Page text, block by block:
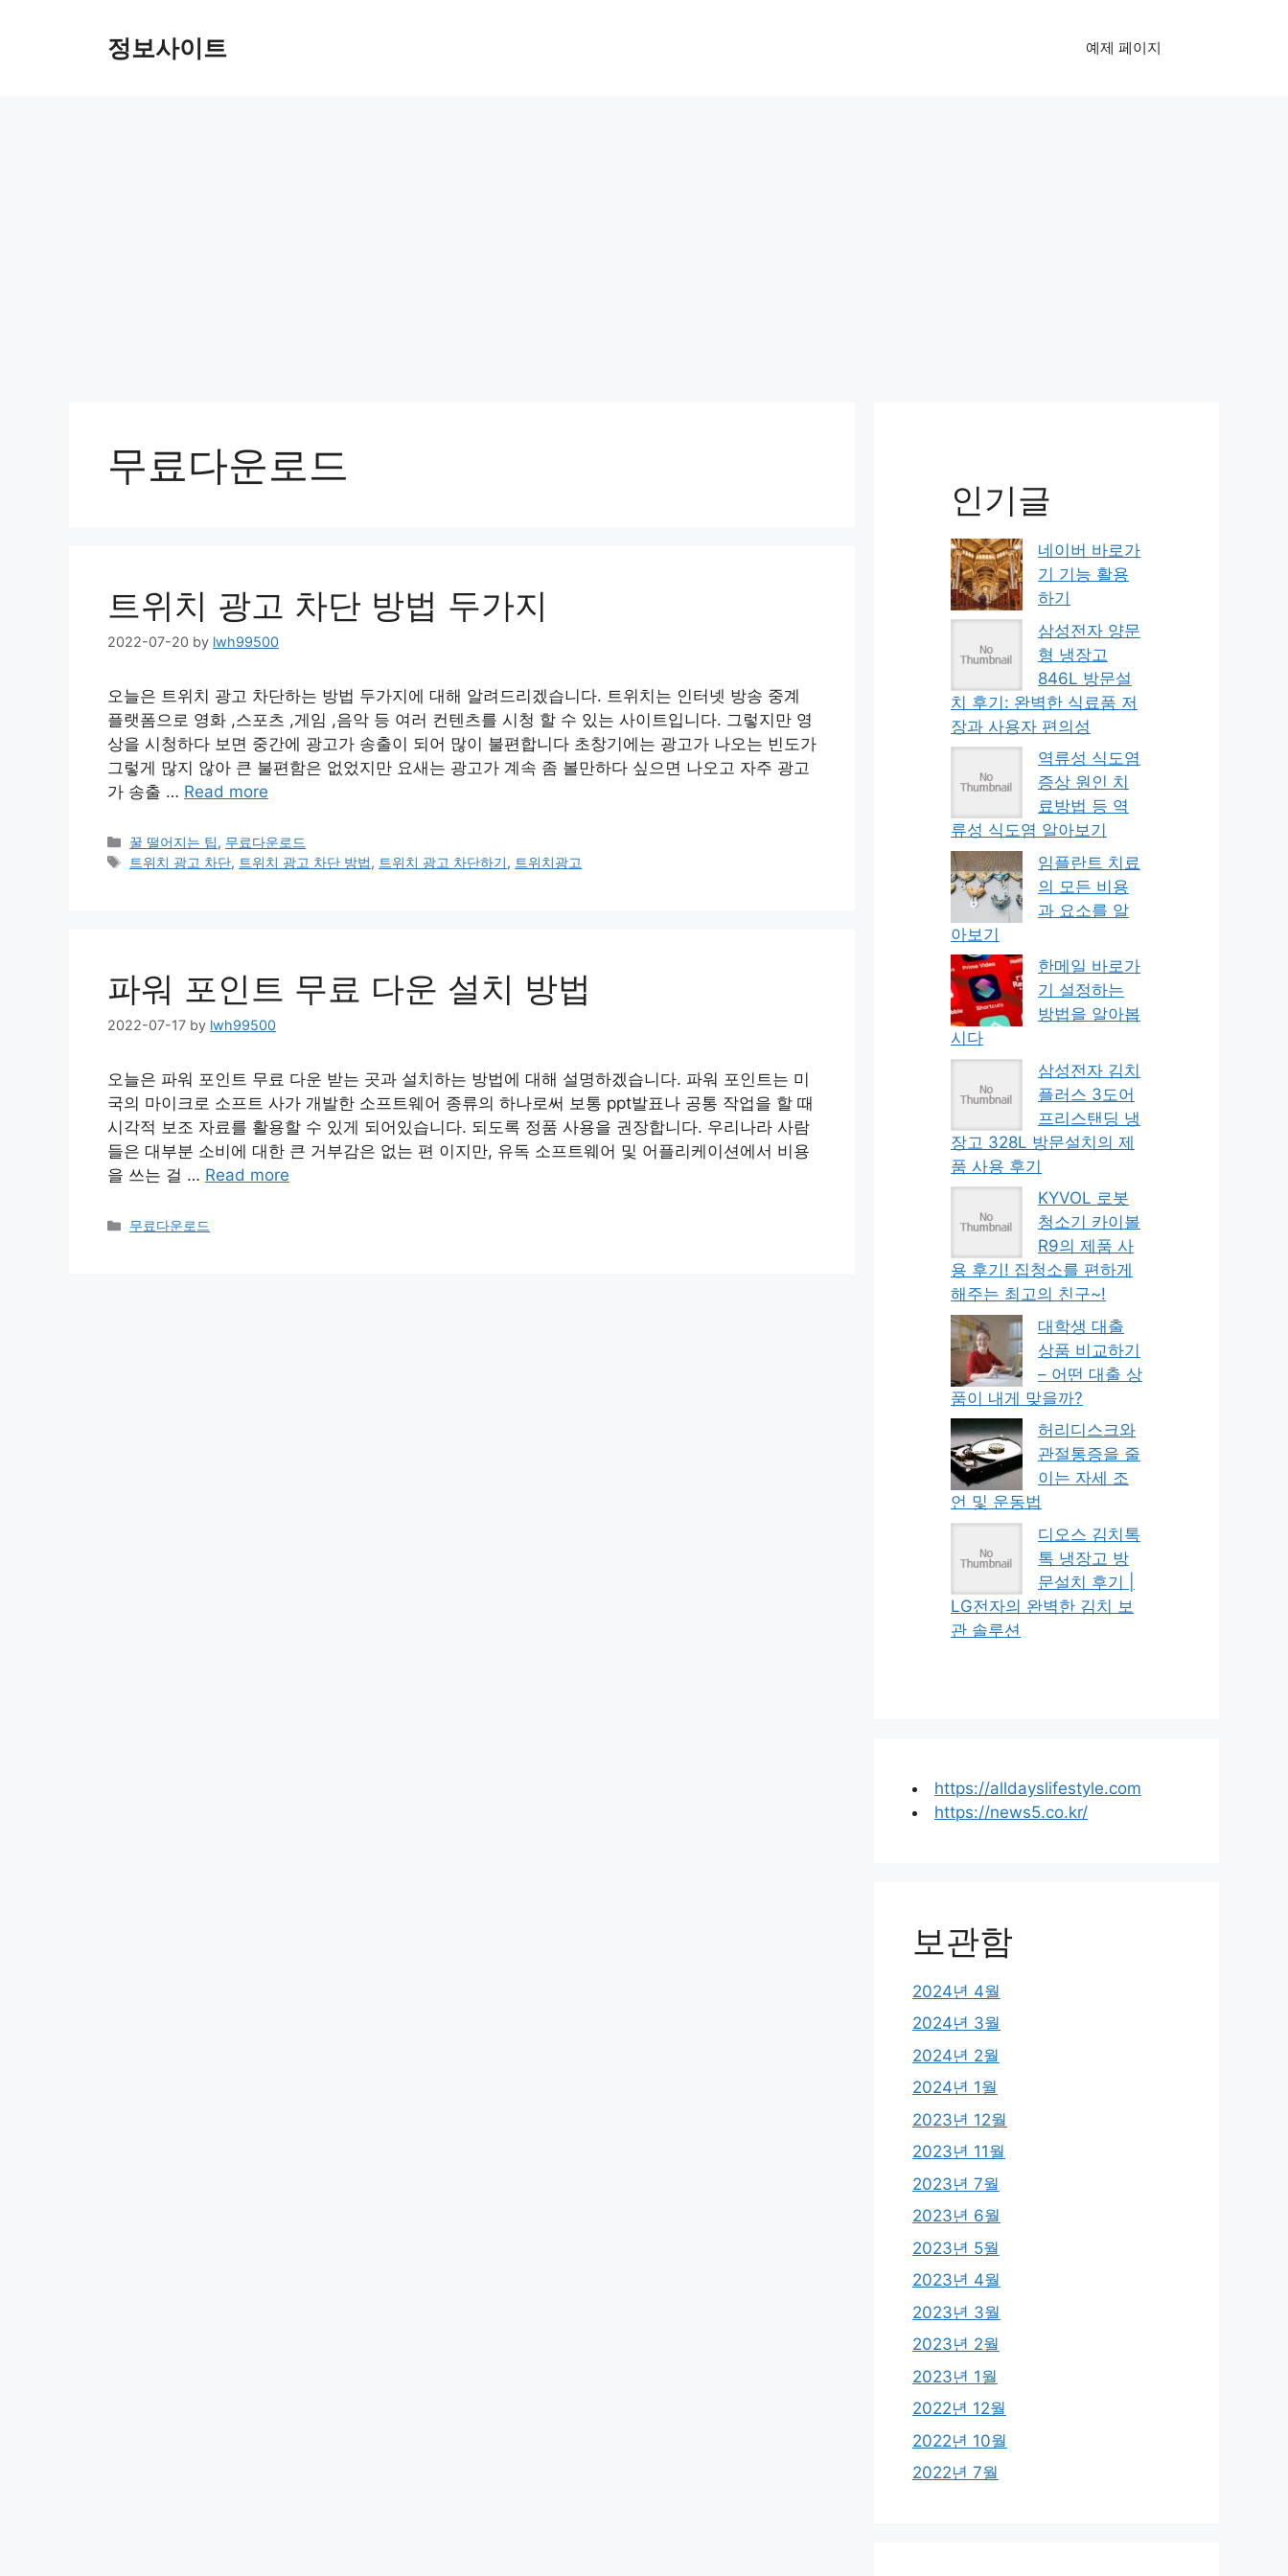
정보사이트 예제 페이지
무료다운로드
트위치 광고 차단 방법 두가지
2022-07-20 by lwh99500
오늘은 트위치 광고 차단하는 방법 두가지에 대해 알려드리겠습니다. 트위치는 인터넷 방송 중계
플랫폼으로 영화 ,스포츠 ,게임 ,음악 등 여러 컨텐츠를 시청 할 수 있는 사이트입니다. 그렇지만 영
상을 시청하다 보면 중간에 광고가 송출이 되어 많이 불편합니다 초창기에는 광고가 나오는 빈도가
그렇게 많지 않아 큰 불편함은 없었지만 요새는 광고가 계속 좀 볼만하다 싶으면 나오고 자주 광고
가 송출 … Read more
Categories
꿀 떨어지는 팁, 무료다운로드
Tags
트위치 광고 차단, 트위치 광고 차단 방법, 트위치 광고 차단하기, 트위치광고
파워 포인트 무료 다운 설치 방법
2022-07-17 by lwh99500
오늘은 파워 포인트 무료 다운 받는 곳과 설치하는 방법에 대해 설명하겠습니다. 파워 포인트는 미
국의 마이크로 소프트 사가 개발한 소프트웨어 종류의 하나로써 보통 ppt발표나 공통 작업을 할 때
시각적 보조 자료를 활용할 수 있게 되어있습니다. 되도록 정품 사용을 권장합니다. 우리나라 사람
들은 대부분 소비에 대한 큰 거부감은 없는 편 이지만, 유독 소프트웨어 및 어플리케이션에서 비용
을 쓰는 걸 … Read more
Categories
무료다운로드
인기글
네이버 바로가
기 기능 활용
하기
삼성전자 양문
형 냉장고
846L 방문설
치 후기: 완벽한 식료품 저
장과 사용자 편의성
역류성 식도염
증상 원인 치
료방법 등 역
류성 식도염 알아보기
임플란트 치료
의 모든 비용
과 요소를 알
아보기
한메일 바로가
기 설정하는
방법을 알아봅
시다
삼성전자 김치
플러스 3도어
프리스탠딩 냉
장고 328L 방문설치의 제
품 사용 후기
KYVOL 로봇
청소기 카이볼
R9의 제품 사
용 후기! 집청소를 편하게
해주는 최고의 친구~!
대학생 대출
상품 비교하기
– 어떤 대출 상
품이 내게 맞을까?
허리디스크와
관절통증을 줄
이는 자세 조
언 및 운동법
디오스 김치톡
톡 냉장고 방
문설치 후기 |
LG전자의 완벽한 김치 보
관 솔루션
https://alldayslifestyle.com
https://news5.co.kr/
보관함
2024년 4월
2024년 3월
2024년 2월
2024년 1월
2023년 12월
2023년 11월
2023년 7월
2023년 6월
2023년 5월
2023년 4월
2023년 3월
2023년 2월
2023년 1월
2022년 12월
2022년 10월
2022년 7월